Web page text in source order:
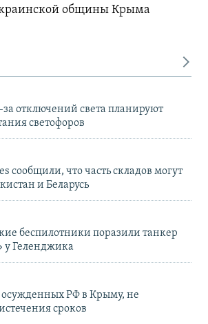
общины Крыма
за отключений света планируют
светофоров
сообщили, что часть складов могут
и Беларусь
беспилотники поразили танкер
у Геленджика
РФ в Крыму, не
сроков